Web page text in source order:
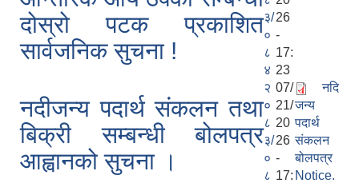
दोस्रो पटक प्रकाशित
सार्वजनिक सुचना !
३/
०
८
४
26
-
17:
23
नदीजन्य पदार्थ संकलन तथा
बिक्री सम्बन्धी बोलपत्र
आह्वानको सुचना ।
२
०
८
३/
०
८
07/
21/
20
26
-
17:
नदि
जन्य
पदार्थ
संकलन
बोलपत्र
Notice.